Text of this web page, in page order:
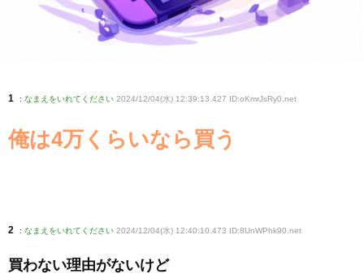
1 : なまえをいれてください 2024/12/04(水) 12:39:13.427 ID:oKmrJsRy0.net
俺は4万くらいなら買う
2 : なまえをいれてください 2024/12/04(水) 12:40:10.473 ID:8UnWPhk90 .net
買わない理由がないけど